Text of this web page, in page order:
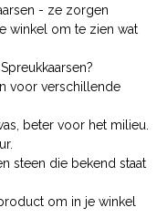
- ze zorgen
winkel om te zien wat
voor verschillende
beter voor het milieu.
steen die bekend staat
om in je winkel